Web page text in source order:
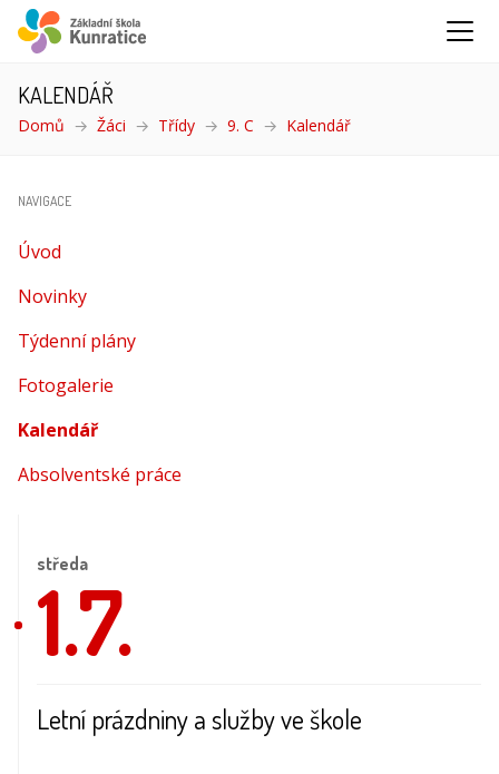
KALENDÁŘ
Domů Žáci Třídy 9. C Kalendář
NAVIGACE
Úvod
Novinky
Týdenní plány
Fotogalerie
Kalendář(aktuální)
Absolventské práce
středa
1.7.
Letní prázdniny a služby ve škole